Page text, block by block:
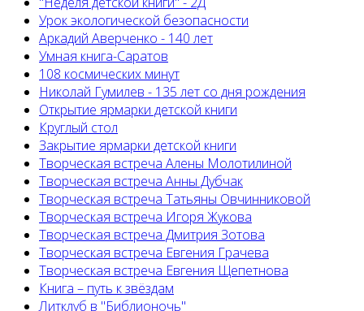
Урок экологической безопасности
Аркадий Аверченко - 140 лет
Умная книга-Саратов
108 космических минут
Николай Гумилев - 135 лет со дня рождения
Открытие ярмарки детской книги
Круглый стол
Закрытие ярмарки детской книги
Творческая встреча Алены Молотилиной
Творческая встреча Анны Дубчак
Творческая встреча Татьяны Овчинниковой
Творческая встреча Игоря Жукова
Творческая встреча Дмитрия Зотова
Творческая встреча Евгения Грачева
Творческая встреча Евгения Щепетнова
Книга – путь к звёздам
Литклуб в "Библионочь"